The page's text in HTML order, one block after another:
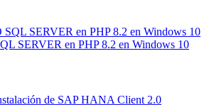
SERVER en PHP 8.2 en Windows 10